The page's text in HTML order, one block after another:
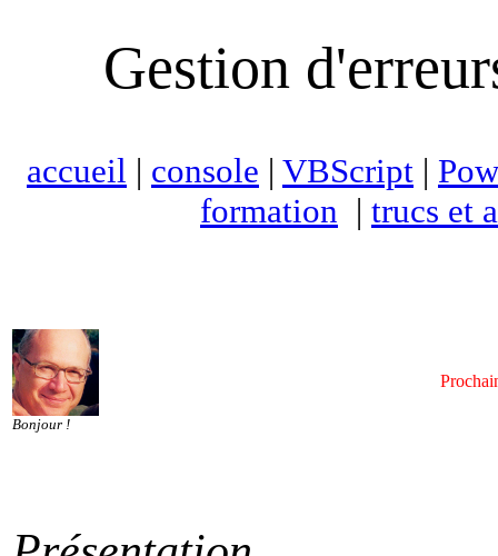
Gestion
accueil | console | VBScript |
formation | trucs et
Bonjour !